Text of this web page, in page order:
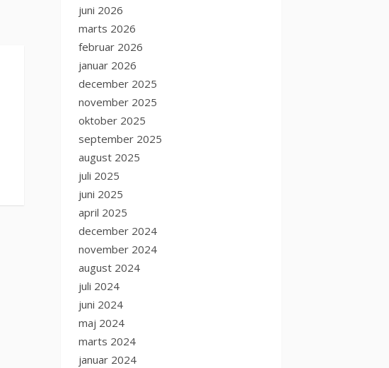
juni 2026
marts 2026
februar 2026
januar 2026
december 2025
november 2025
oktober 2025
september 2025
august 2025
juli 2025
juni 2025
april 2025
december 2024
november 2024
august 2024
juli 2024
juni 2024
maj 2024
marts 2024
januar 2024